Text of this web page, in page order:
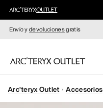
Envío ydevolucionesgratis
MUJERE
Arc'teryx Outlet Accesorios